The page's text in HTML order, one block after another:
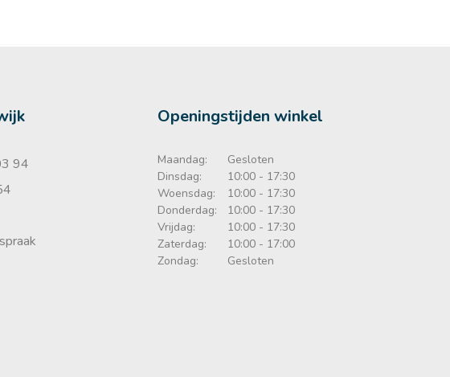
94
Openingstijden winkel
Maandag:
Gesloten
Dinsdag:
10:00 - 17:30
Woensdag:
10:00 - 17:30
Donderdag:
10:00 - 17:30
Vrijdag:
10:00 - 17:30
Zaterdag:
10:00 - 17:00
Zondag:
Gesloten